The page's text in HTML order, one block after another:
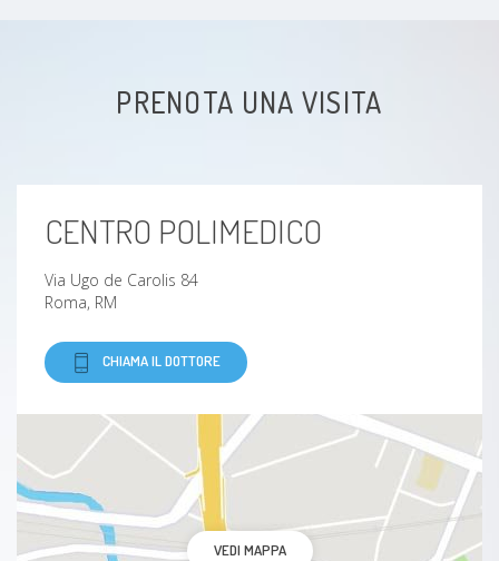
PRENOTA UNA VISITA
CENTRO POLIMEDICO
Via Ugo de Carolis 84
Roma, RM
CHIAMA IL DOTTORE
VEDI MAPPA